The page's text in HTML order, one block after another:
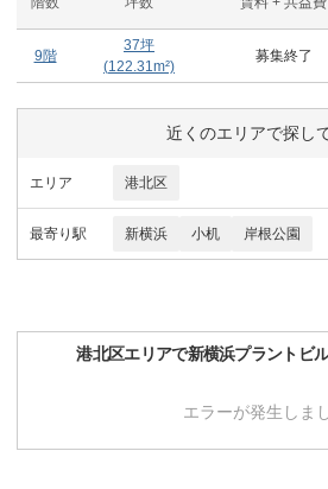
9階
37坪
(122.31m²)
募集終了
近くのエリアで探し
エリア 港北区
最寄り駅 新横浜 小机 岸根公園
港北区エリアで新横浜プラントビ
エラーが発生しま